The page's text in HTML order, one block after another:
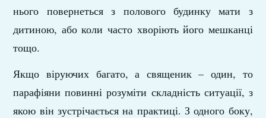
нього повернеться з полового будинку мати з
дитиною, або коли часто хворіють його мешканці
тощо.
Якщо віруючих багато, а священик – один, то
парафіяни повинні розуміти складність ситуації, з
якою він зустрічається на практиці. З одного боку,